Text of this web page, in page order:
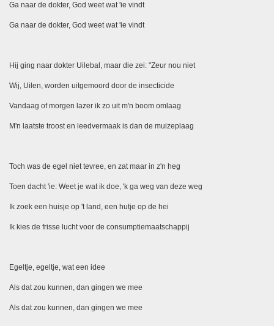
Ga naar de dokter, God weet wat 'ie vindt
Ga naar de dokter, God weet wat 'ie vindt
Hij ging naar dokter Uilebal, maar die zei: "Zeur nou niet
Wij, Uilen, worden uitgemoord door de insecticide
Vandaag of morgen lazer ik zo uit m'n boom omlaag
M'n laatste troost en leedvermaak is dan de muizeplaag
Toch was de egel niet tevree, en zat maar in z'n heg
Toen dacht 'ie: Weet je wat ik doe, 'k ga weg van deze weg
Ik zoek een huisje op 't land, een hutje op de hei
Ik kies de frisse lucht voor de consumptiemaatschappij
Egeltje, egeltje, wat een idee
Als dat zou kunnen, dan gingen we mee
Als dat zou kunnen, dan gingen we mee